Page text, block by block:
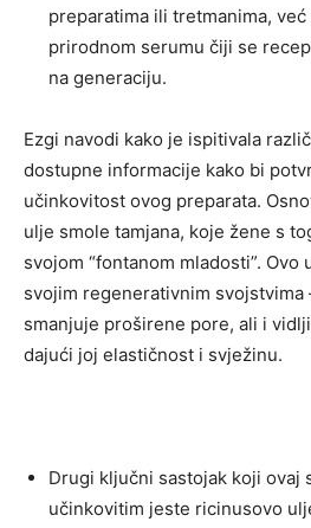
preparatima ili tretmanima,
prirodnom serumu čiji se
na generaciju.
Ezgi navodi kako je ispitivala
dostupne informacije kako bi
učinkovitost ovog preparata.
ulje smole tamjana, koje žene s
svojom “fontanom mladosti”. Ovo
svojim regenerativnim svojstvima
smanjuje proširene pore, ali i
dajući joj elastičnost i svježinu.
Drugi ključni sastojak koji ovaj
učinkovitim jeste ricinusovo